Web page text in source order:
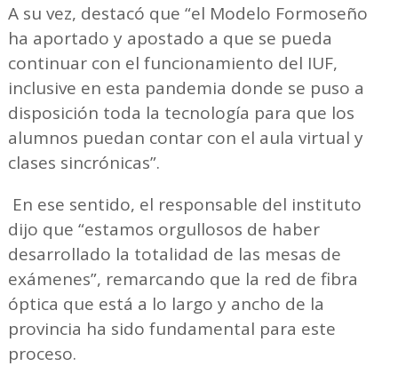
A su vez, destacó que “el Modelo Formoseño
ha aportado y apostado a que se pueda
continuar con el funcionamiento del IUF,
inclusive en esta pandemia donde se puso a
disposición toda la tecnología para que los
alumnos puedan contar con el aula virtual y
clases sincrónicas”.
En ese sentido, el responsable del instituto
dijo que “estamos orgullosos de haber
desarrollado la totalidad de las mesas de
exámenes”, remarcando que la red de fibra
óptica que está a lo largo y ancho de la
provincia ha sido fundamental para este
proceso.